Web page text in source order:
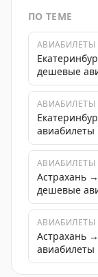
ПО ТЕМЕ
АВИАБИЛЕТЫ
дешевые
АВИАБИЛЕТЫ
АВИАБИЛЕТЫ
Астрахань
дешевые
АВИАБИЛЕТЫ
Астрахань